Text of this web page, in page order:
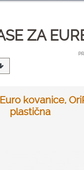
ZA
kovanice,
plastična